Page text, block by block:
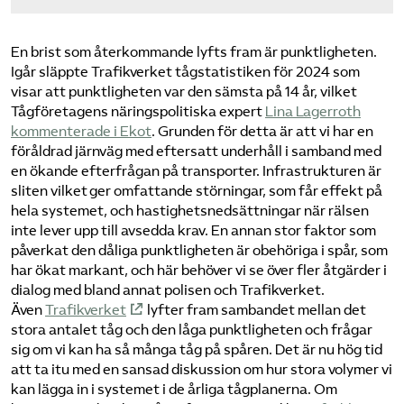
En brist som återkommande lyfts fram är punktligheten.
Igår släppte Trafikverket tågstatistiken för 2024 som
visar att punktligheten var den sämsta på 14 år, vilket
Tågföretagens näringspolitiska expert Lina Lagerroth
kommenterade i Ekot. Grunden för detta är att vi har en
föråldrad järnväg med eftersatt underhåll i samband med
en ökande efterfrågan på transporter. Infrastrukturen är
sliten vilket ger omfattande störningar, som får effekt på
hela systemet, och hastighetsnedsättningar när rälsen
inte lever upp till avsedda krav. En annan stor faktor som
påverkat den dåliga punktligheten är obehöriga i spår, som
har ökat markant, och här behöver vi se över fler åtgärder i
dialog med bland annat polisen och Trafikverket.
ÄvenTrafikverket
lyfter fram sambandet mellan det
stora antalet tåg och den låga punktligheten och frågar
sig om vi kan ha så många tåg på spåren. Det är nu hög tid
att ta itu med en sansad diskussion om hur stora volymer vi
kan lägga in i systemet i de årliga tågplanerna. Om